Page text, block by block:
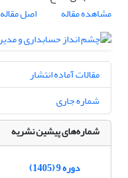
مشاهده مقاله
اصل مقاله
مقالات آماده انتشار
شماره جاری
شماره‌های پیشین نشریه
دوره 9 (1405)